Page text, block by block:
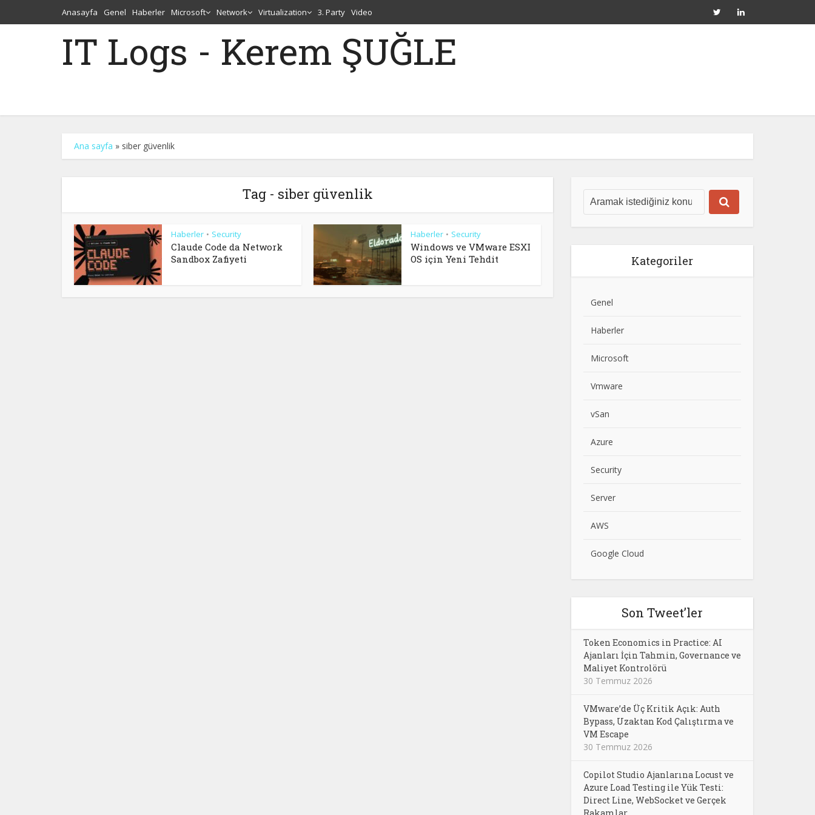
Anasayfa Genel Haberler Microsoft Network Virtualization 3. Party Video
IT Logs - Kerem ŞUĞLE
Ana sayfa » siber güvenlik
Tag - siber güvenlik
Haberler • Security
Claude Code da Network
Sandbox Zafiyeti
Haberler • Security
Windows ve VMware ESXI
OS için Yeni Tehdit
Kategoriler
Genel
Haberler
Microsoft
Vmware
vSan
Azure
Security
Server
AWS
Google Cloud
Son Tweet’ler
Token Economics in Practice: AI
Ajanları İçin Tahmin, Governance ve
Maliyet Kontrolörü
30 Temmuz 2026
VMware’de Üç Kritik Açık: Auth
Bypass, Uzaktan Kod Çalıştırma ve
VM Escape
30 Temmuz 2026
Copilot Studio Ajanlarına Locust ve
Azure Load Testing ile Yük Testi:
Direct Line, WebSocket ve Gerçek